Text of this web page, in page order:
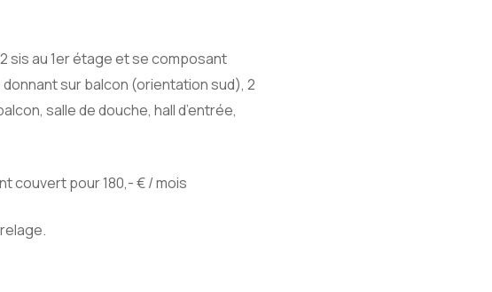
sis au 1er étage et se composant
sur balcon (orientation sud), 2
salle de douche, hall d’entrée,
couvert pour 180,- € / mois